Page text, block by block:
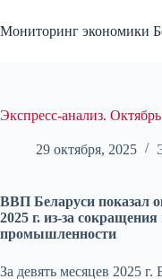
к
сути
Мониторинг экономики
Экспресс-анализ.
29 октября, 2025
ВВП Беларуси показал
2025 г. из-за
промышленности
За девять месяцев 2025